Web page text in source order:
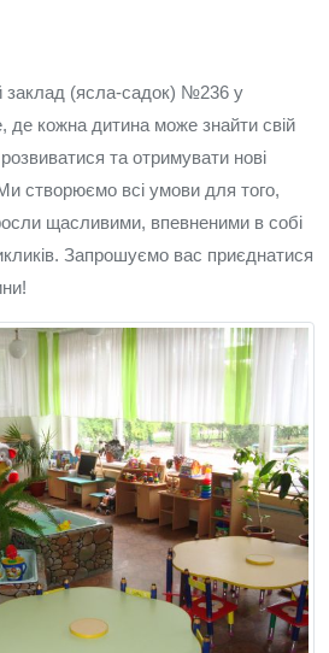
заклад (ясла-садок) №236 у
де кожна дитина може знайти свій
та отримувати нові
створюємо всі умови для того,
щасливими, впевненими в собі
Запрошуємо вас приєднатися